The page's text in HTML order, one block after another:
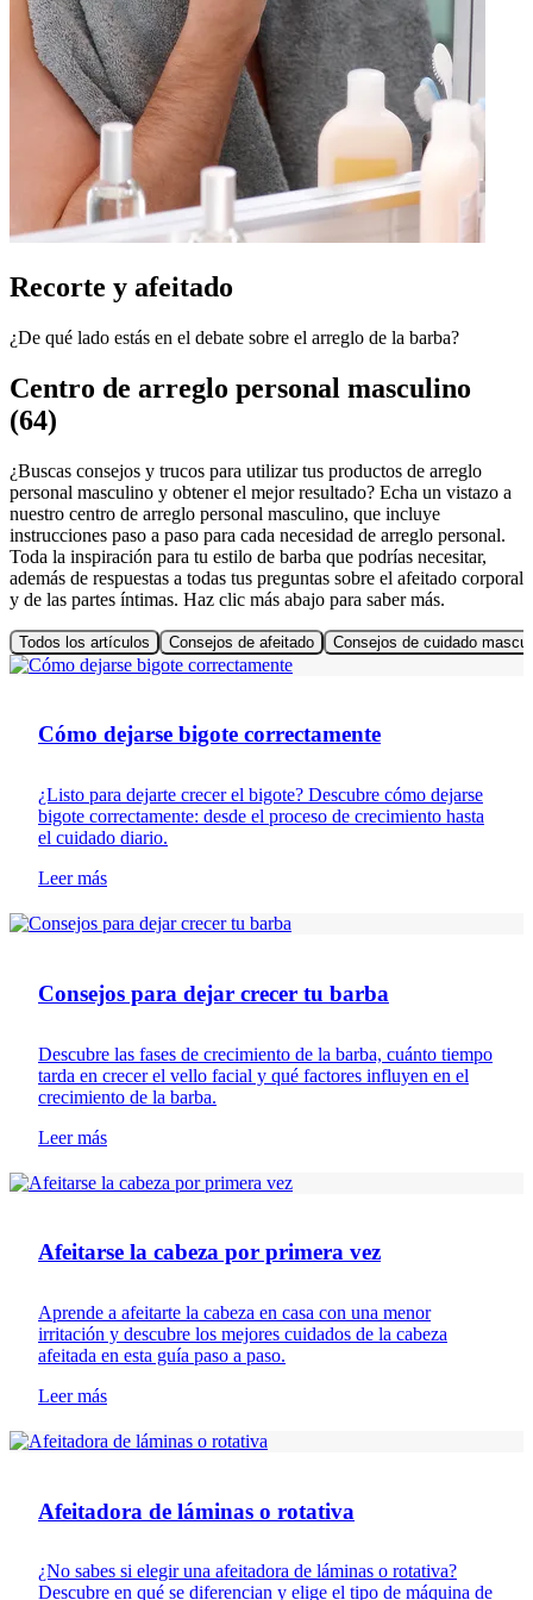
Recorte y afeitado
¿De qué lado estás en el debate sobre el arreglo de la barba?
Centro de arreglo personal masculino
(64)
¿Buscas consejos y trucos para utilizar tus productos de arreglo
personal masculino y obtener el mejor resultado? Echa un vistazo a
nuestro centro de arreglo personal masculino, que incluye
instrucciones paso a paso para cada necesidad de arreglo personal.
Toda la inspiración para tu estilo de barba que podrías necesitar,
además de respuestas a todas tus preguntas sobre el afeitado corporal
y de las partes íntimas. Haz clic más abajo para saber más.
Todos los artículos Consejos de afeitado Consejos de cuidado
Cómo dejarse bigote correctamente
¿Listo para dejarte crecer el bigote? Descubre cómo dejarse
bigote correctamente: desde el proceso de crecimiento hasta
el cuidado diario.
Leer más
Consejos para dejar crecer tu barba
Descubre las fases de crecimiento de la barba, cuánto tiempo
tarda en crecer el vello facial y qué factores influyen en el
crecimiento de la barba.
Leer más
Afeitarse la cabeza por primera vez
Aprende a afeitarte la cabeza en casa con una menor
irritación y descubre los mejores cuidados de la cabeza
afeitada en esta guía paso a paso.
Leer más
Afeitadora de láminas o rotativa
¿No sabes si elegir una afeitadora de láminas o rotativa?
Descubre en qué se diferencian y elige el tipo de máquina de